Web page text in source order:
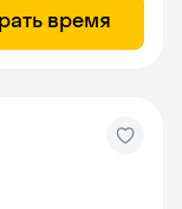
время